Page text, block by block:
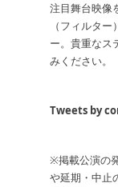
注目舞台映像
（フィルタ
ー。貴重なス
みください。
Tweets by
※掲載公演の
や延期・中止